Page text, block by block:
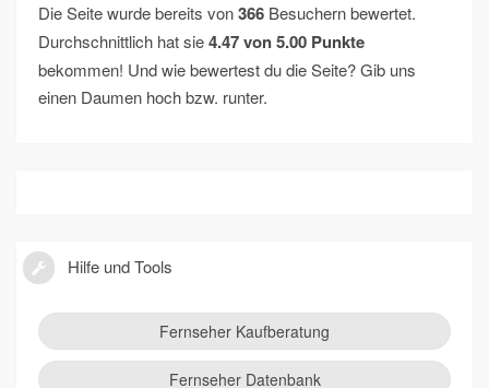
Die Seite wurde bereits von366 Besuchern bewertet.
Durchschnittlich hat sie4.47von5.00 Punkte
bekommen! Und wie bewertest du die Seite? Gib uns
einen Daumen hoch bzw. runter.
Hilfe und Tools
Fernseher Kaufberatung
Fernseher Datenbank